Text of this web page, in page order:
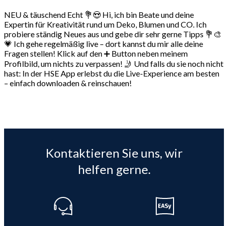
NEU & täuschend Echt 💐😍 Hi, ich bin Beate und deine
Expertin für Kreativität rund um Deko, Blumen und CO. Ich
probiere ständig Neues aus und gebe dir sehr gerne Tipps 💐🎨
💗 Ich gehe regelmäßig live – dort kannst du mir alle deine
Fragen stellen! Klick auf den ➕ Button neben meinem
Profilbild, um nichts zu verpassen! 🤳 Und falls du sie noch nicht
hast: In der HSE App erlebst du die Live-Experience am besten
– einfach downloaden & reinschauen!
Kontaktieren Sie uns, wir
helfen gerne.